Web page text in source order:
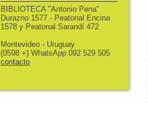
BIBLIOTECA "Antonio Pena"
Durazno 1577 - Peatonal Encina
1578 y Peatonal Sarandí 472
Montevideo - Uruguay
(0598 +) WhatsApp 092 529 505
contacto